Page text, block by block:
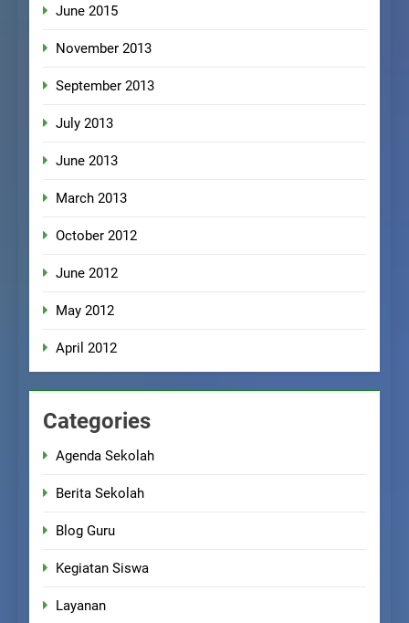
June 2015
November 2013
September 2013
July 2013
June 2013
March 2013
October 2012
June 2012
May 2012
April 2012
Categories
Agenda Sekolah
Berita Sekolah
Blog Guru
Kegiatan Siswa
Layanan